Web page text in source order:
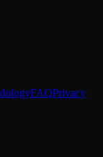
FAQPrivacy